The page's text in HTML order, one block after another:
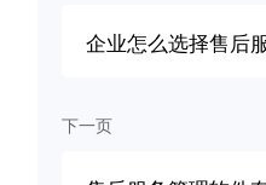
企业怎么选择售后
下一页